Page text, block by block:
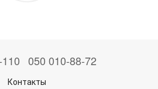
050 010-88-72
Контакты